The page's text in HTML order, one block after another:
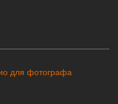
для фотографа